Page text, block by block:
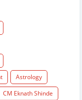
Astrology
CM Eknath Shinde